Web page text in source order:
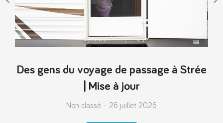
Des gens du voyage de passage à Strée
| Mise à jour
Non classé 26 juillet 2026